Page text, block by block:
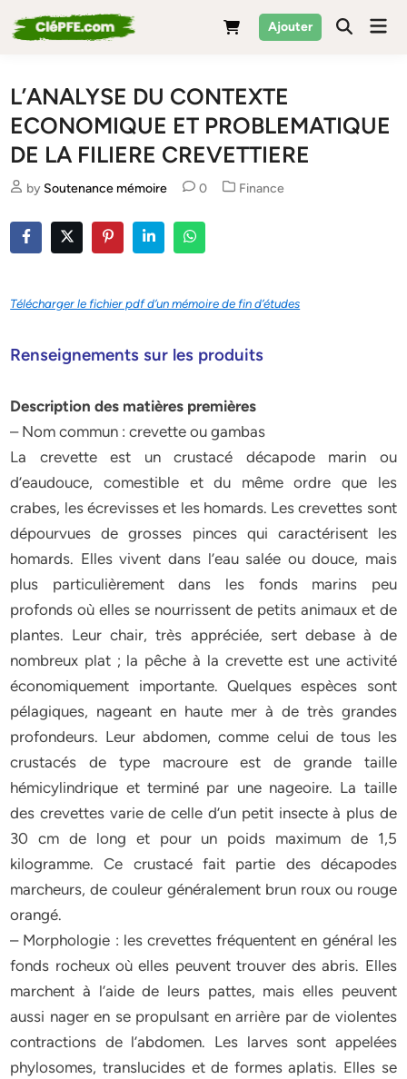
to
Ajouter
L’ANALYSE DU CONTEXTE
ECONOMIQUE ET PROBLEMATIQUE
DE LA FILIERE CREVETTIERE
by Soutenance mémoire 0
Posted
Finance
Télécharger le fichier pdf d’un mémoire de fin d’études
Renseignements sur les produits
Description des matières premières
– Nom commun : crevette ou gambas
La crevette est un crustacé décapode marin ou
d’eaudouce, comestible et du même ordre que les
crabes, les écrevisses et les homards. Les crevettes sont
dépourvues de grosses pinces qui caractérisent les
homards. Elles vivent dans l’eau salée ou douce, mais
plus particulièrement dans les fonds marins peu
profonds où elles se nourrissent de petits animaux et de
plantes. Leur chair, très appréciée, sert debase à de
nombreux plat ; la pêche à la crevette est une activité
économiquement importante. Quelques espèces sont
pélagiques, nageant en haute mer à de très grandes
profondeurs. Leur abdomen, comme celui de tous les
crustacés de type macroure est de grande taille
hémicylindrique et terminé par une nageoire. La taille
des crevettes varie de celle d’un petit insecte à plus de
30 cm de long et pour un poids maximum de 1,5
kilogramme. Ce crustacé fait partie des décapodes
marcheurs, de couleur généralement brun roux ou rouge
orangé.
– Morphologie : les crevettes fréquentent en général les
fonds rocheux où elles peuvent trouver des abris. Elles
marchent à l’aide de leurs pattes, mais elles peuvent
aussi nager en se propulsant en arrière par de violentes
contractions de l’abdomen. Les larves sont appelées
phylosomes, translucides et de formes aplatis. Elles se